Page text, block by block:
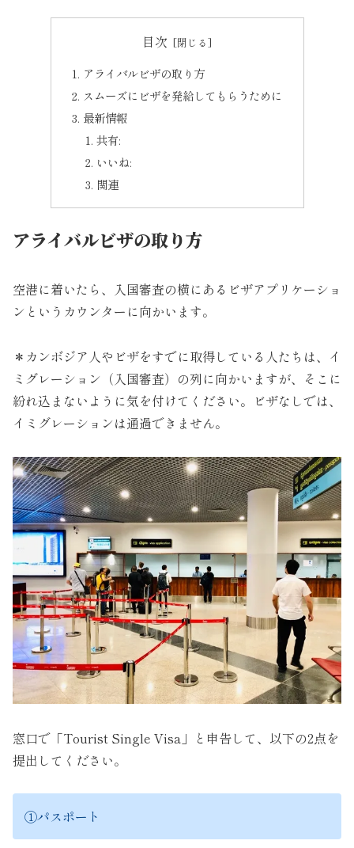
目次
アライバルビザの取り方
スムーズにビザを発給してもらうために
最新情報
共有:
いいね:
関連
アライバルビザの取り方
空港に着いたら、入国審査の横にあるビザアプリケーショ
ンというカウンターに向かいます。
＊カンボジア人やビザをすでに取得している人たちは、イ
ミグレーション（入国審査）の列に向かいますが、そこに
紛れ込まないように気を付けてください。ビザなしでは、
イミグレーションは通過できません。
窓口で「Tourist Single Visa」と申告して、以下の2点を
提出してください。
①パスポート